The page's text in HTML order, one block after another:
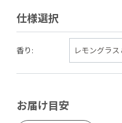
仕様選択
香り:
お届け目安